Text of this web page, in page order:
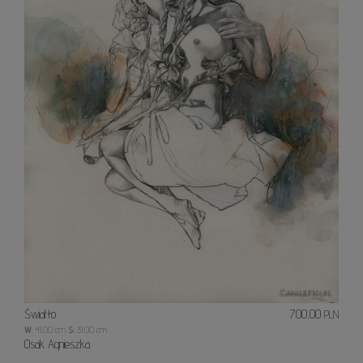
Światło
W: 41.00 cm S: 31.00 cm
Osak Agnieszka
700,00 PLN